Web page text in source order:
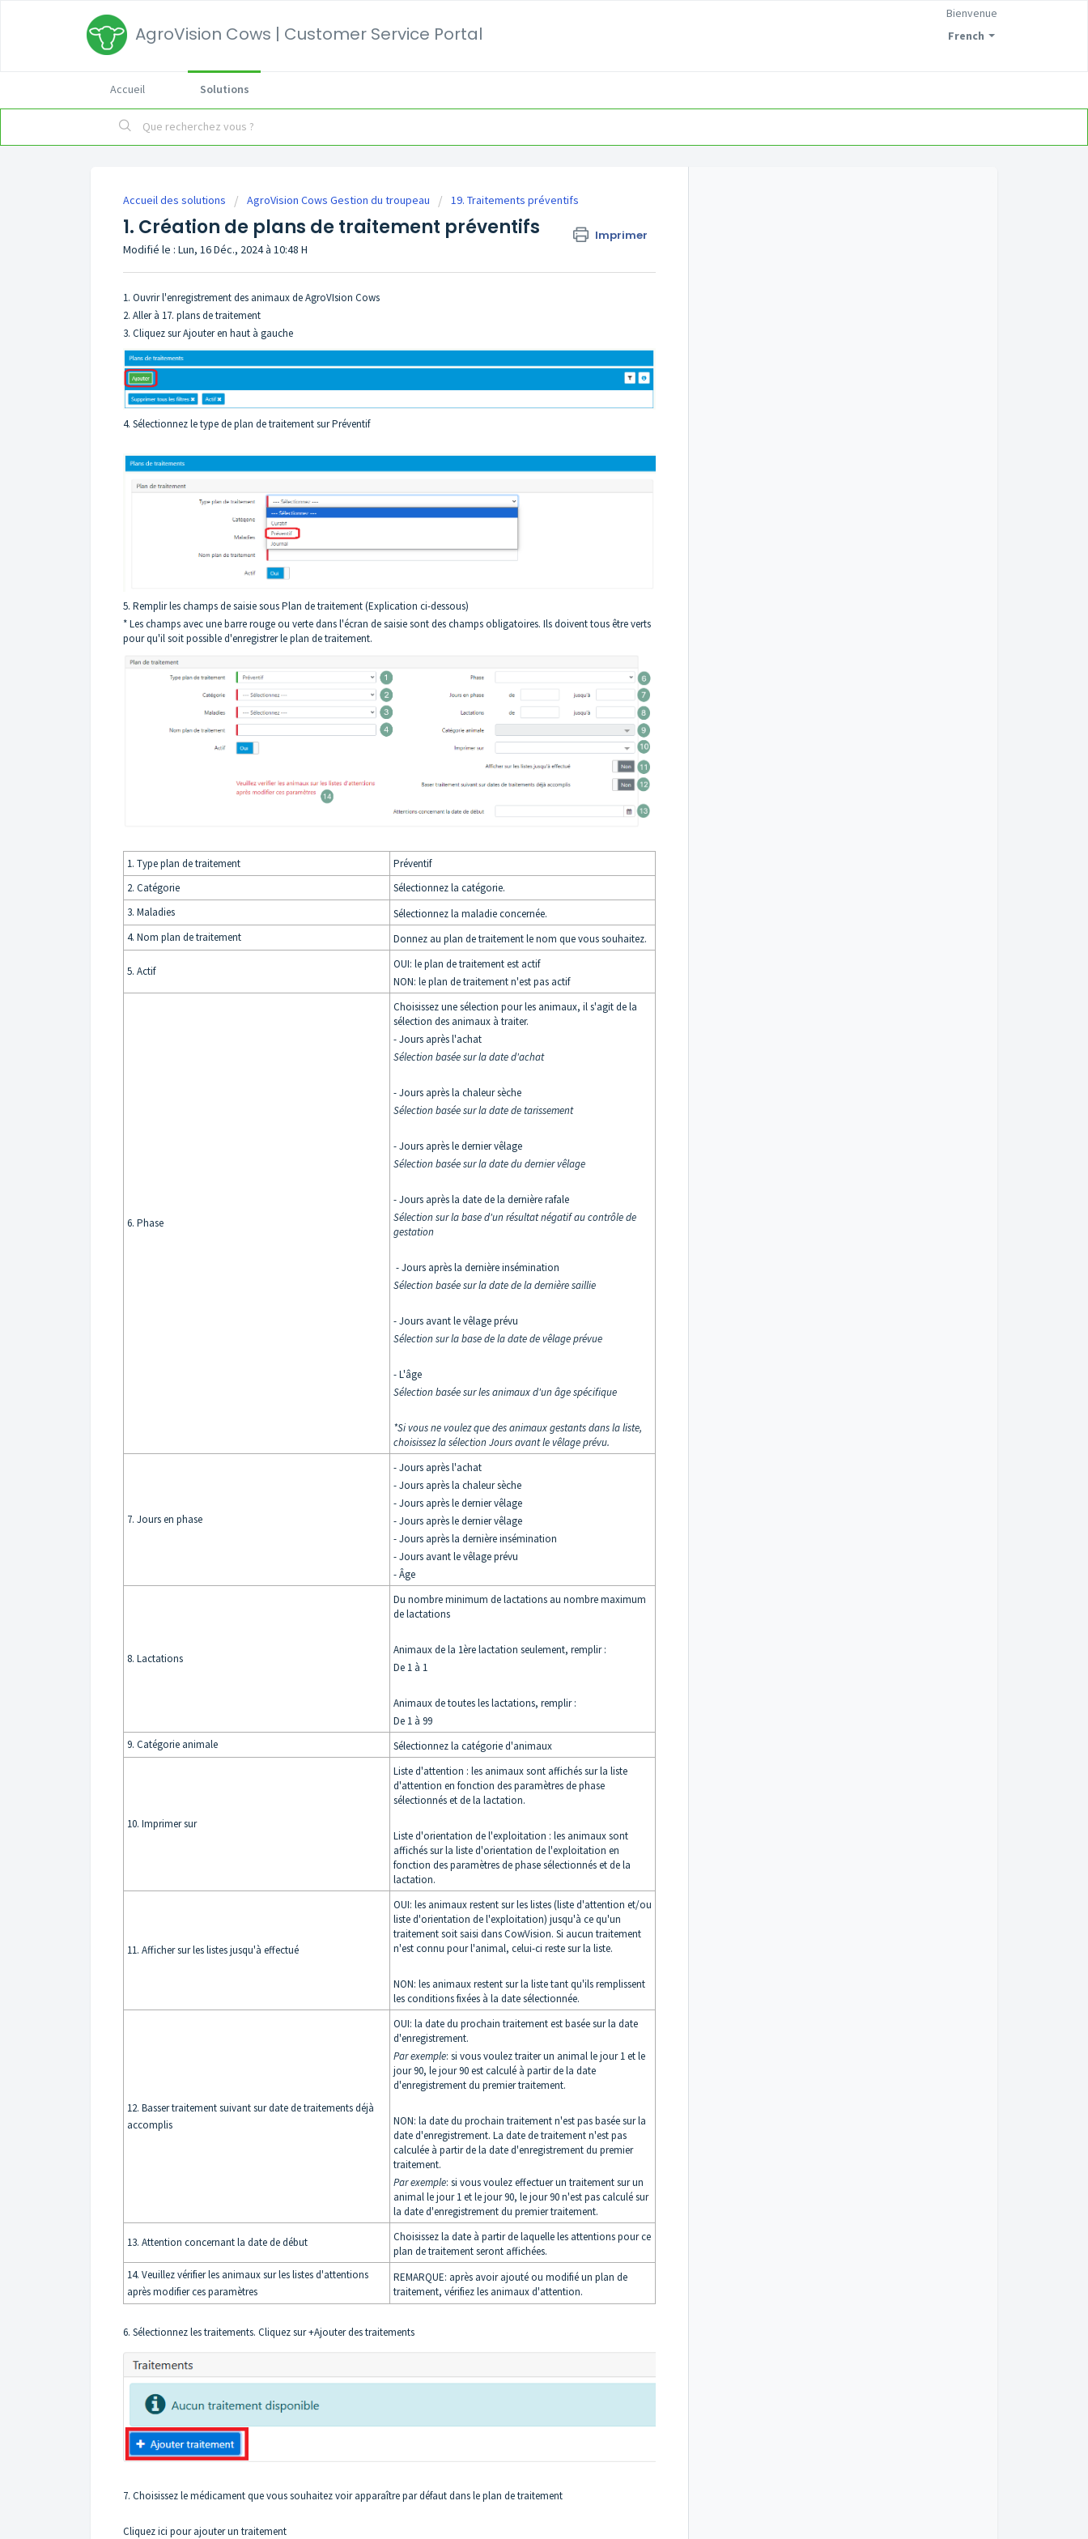
AgroVision Cows | Customer Service Portal French
Bienvenue
Accueil Solutions
Accueil des solutions AgroVision Cows Gestion du troupeau 19. Traitements préventifs
1. Création de plans de traitement préventifs Imprimer
Modifié le : Lun, 16 Déc., 2024 à 10:48 H
1. Ouvrir l'enregistrement des animaux de AgroVIsion Cows
2. Aller à 17. plans de traitement
3. Cliquez sur Ajouter en haut à gauche
4. Sélectionnez le type de plan de traitement sur Préventif
5. Remplir les champs de saisie sous Plan de traitement (Explication ci-dessous)
* Les champs avec une barre rouge ou verte dans l'écran de saisie sont des champs obligatoires. Ils doivent tous être verts
pour qu'il soit possible d'enregistrer le plan de traitement.
1. Type plan de traitement
Préventif
2. Catégorie
Sélectionnez la catégorie.
3. Maladies
Sélectionnez la maladie concernée.
4. Nom plan de traitement
Donnez au plan de traitement le nom que vous souhaitez.
5. Actif
OUI: le plan de traitement est actif
NON: le plan de traitement n'est pas actif
6. Phase
Choisissez une sélection pour les animaux, il s'agit de la
sélection des animaux à traiter.
- Jours après l'achat
Sélection basée sur la date d'achat
- Jours après la chaleur sèche
Sélection basée sur la date de tarissement
- Jours après le dernier vêlage
Sélection basée sur la date du dernier vêlage
- Jours après la date de la dernière rafale
Sélection sur la base d'un résultat négatif au contrôle de
gestation
- Jours après la dernière insémination
Sélection basée sur la date de la dernière saillie
- Jours avant le vêlage prévu
Sélection sur la base de la date de vêlage prévue
- L'âge
Sélection basée sur les animaux d'un âge spécifique
*Si vous ne voulez que des animaux gestants dans la liste,
choisissez la sélection Jours avant le vêlage prévu.
7. Jours en phase
- Jours après l'achat
- Jours après la chaleur sèche
- Jours après le dernier vêlage
- Jours après le dernier vêlage
- Jours après la dernière insémination
- Jours avant le vêlage prévu
- Âge
8. Lactations
Du nombre minimum de lactations au nombre maximum
de lactations
Animaux de la 1ère lactation seulement, remplir :
De 1 à 1
Animaux de toutes les lactations, remplir :
De 1 à 99
9. Catégorie animale
Sélectionnez la catégorie d'animaux
10. Imprimer sur
Liste d'attention : les animaux sont affichés sur la liste
d'attention en fonction des paramètres de phase
sélectionnés et de la lactation.
Liste d'orientation de l'exploitation : les animaux sont
affichés sur la liste d'orientation de l'exploitation en
fonction des paramètres de phase sélectionnés et de la
lactation.
11. Afficher sur les listes jusqu'à effectué
OUI: les animaux restent sur les listes (liste d'attention et/ou
liste d'orientation de l'exploitation) jusqu'à ce qu'un
traitement soit saisi dans CowVision. Si aucun traitement
n'est connu pour l'animal, celui-ci reste sur la liste.
NON: les animaux restent sur la liste tant qu'ils remplissent
les conditions fixées à la date sélectionnée.
12. Basser traitement suivant sur date de traitements déjà
accomplis
OUI: la date du prochain traitement est basée sur la date
d'enregistrement.
Par exemple: si vous voulez traiter un animal le jour 1 et le
jour 90, le jour 90 est calculé à partir de la date
d'enregistrement du premier traitement.
NON: la date du prochain traitement n'est pas basée sur la
date d'enregistrement. La date de traitement n'est pas
calculée à partir de la date d'enregistrement du premier
traitement.
Parexemple: si vous voulez effectuer un traitement sur un
animal le jour 1 et le jour 90, le jour 90 n'est pas calculé sur
la date d'enregistrement du premier traitement.
13. Attention concernant la date de début
Choisissez la date à partir de laquelle les attentions pour ce
plan de traitement seront affichées.
14. Veuillez vérifier les animaux sur les listes d'attentions
après modifier ces paramètres
REMARQUE: après avoir ajouté ou modifié un plan de
traitement, vérifiez les animaux d'attention.
6. Sélectionnez les traitements. Cliquez sur +Ajouter des traitements
7. Choisissez le médicament que vous souhaitez voir apparaître par défaut dans le plan de traitement
Cliquez ici pour ajouter un traitement